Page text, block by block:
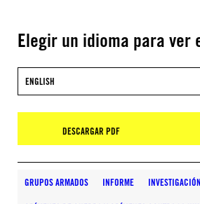
Elegir un idioma para ver
ENGLISH
DESCARGAR PDF
GRUPOS ARMADOS INFORME INVESTIGACIÓN